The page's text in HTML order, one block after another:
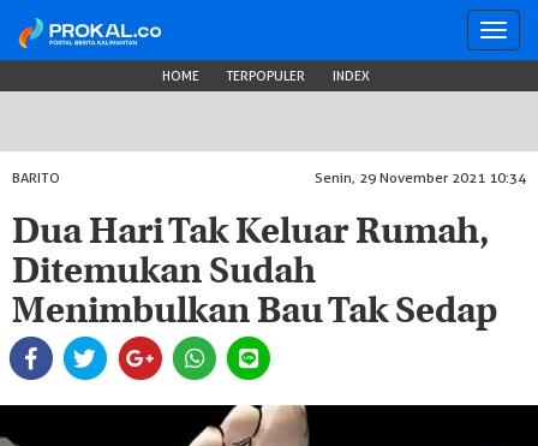
HOME TERPOPULER INDEX
BARITO Senin, 29 November 2021 10:34
Dua Hari Tak Keluar Rumah,
Ditemukan Sudah
Menimbulkan Bau Tak Sedap